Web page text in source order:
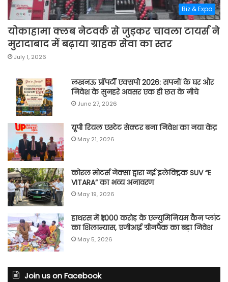
Biz & Expo
योकाहामा क्लब नेटवर्क से जुड़कर चावला टायर्स ने
मुरादाबाद में बढ़ाया ग्राहक सेवा का स्तर
July 1, 2026
लखनऊ प्रॉपर्टी एक्सपो 2026: सपनों के घर और
निवेश के सुनहरे अवसर एक ही छत के नीचे
June 27, 2026
यूपी रियल एस्टेट सेक्टर बना निवेश का नया केंद्र
May 21, 2026
कोरल मोटर्स नेक्सा द्वारा नई इलेक्ट्रिक SUV “E
VITARA” का भव्य अनावरण
May 19, 2026
हाथरस में ₹1,000 करोड़ के एल्युमिनियम कैन प्लांट
का शिलान्यास, एजीआई ग्रीनपैक का बड़ा निवेश
May 5, 2026
Join us on Facebook